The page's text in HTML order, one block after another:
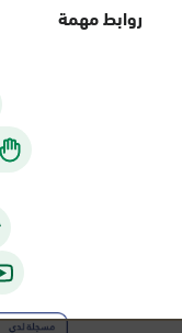
روابط مهمة